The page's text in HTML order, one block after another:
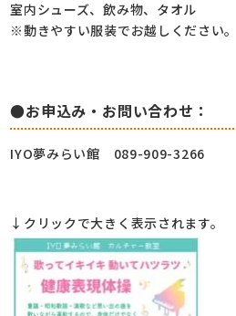
室内シューズ、飲み物、タオル
※動きやすい服装でお越しください。
●お申込み・お問い合わせ：
IYO夢みらい館 089-909-3266
↓クリックで大きく表示されます。